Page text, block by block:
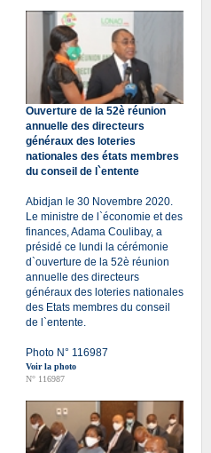
Ouverture de la 52è réunion
annuelle des directeurs
généraux des loteries
nationales des états membres
du conseil de l`entente
Abidjan le 30 Novembre 2020.
Le ministre de l`économie et des
finances, Adama Coulibay, a
présidé ce lundi la cérémonie
d`ouverture de la 52è réunion
annuelle des directeurs
généraux des loteries nationales
des Etats membres du conseil
de l`entente.
Photo N° 116987
Voir la photo
N° 116987